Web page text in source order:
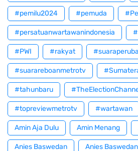
#pemilu2024 #pemuda
#persatuanwartawanindonesia
#PWI #rakyat
#suarareboanmetrotv
#tahunbaru
#topreviewmetrotv #wartawan
Amin Aja Dulu Amin Menang
Anies Baswedan Anies